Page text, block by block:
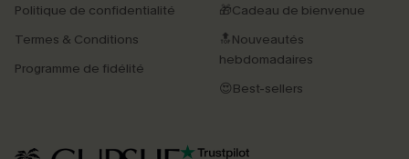
Politique de confidentialité
Termes & Conditions
Programme de fidélité
🎁Cadeau de bienvenue
🔝Nouveautés
hebdomadaires
😍Best-sellers